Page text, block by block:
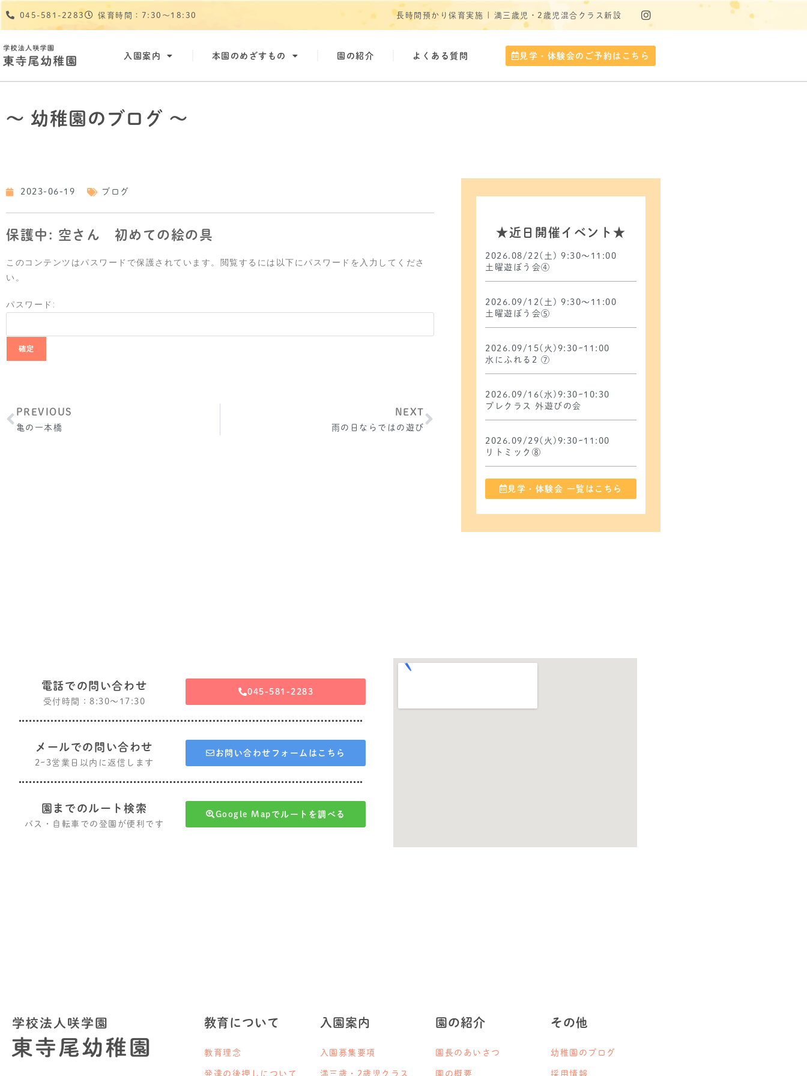
045-581-2283 保育時間：7:30〜18:30 長時間預かり保育実施 | 満三歳児・2歳児混合クラス新設
入園案内 本園のめざすもの 園の紹介 よくある質問 見学・体験会のご予約はこちら
～ 幼稚園のブログ ～
2023-06-19 ブログ
保護中: 空さん 初めての絵の具
このコンテンツはパスワードで保護されています。閲覧するには以下にパスワードを入力してくださ
い。
パスワード:
PREVIOUS
亀の一本橋
NEXT
雨の日ならではの遊び
★近日開催イベント★
2026.08/22(土) 9:30〜11:00
土曜遊ぼう会④
2026.09/12(土) 9:30〜11:00
土曜遊ぼう会⑤
2026.09/15(火)9:30~11:00
水にふれる2 ⑦
2026.09/16(水)9:30~10:30
プレクラス 外遊びの会
2026.09/29(火)9:30~11:00
リトミック⑧
見学・体験会 一覧はこちら
電話での問い合わせ
受付時間：8:30〜17:30
045-581-2283
メールでの問い合わせ
2~3営業日以内に返信します
お問い合わせフォームはこちら
園までのルート検索
バス・自転車での登園が便利です
Google Mapでルートを調べる
教育について
教育理念
発達の後押しについて
入園案内
入園募集要項
満三歳・2歳児クラス
園の紹介
園長のあいさつ
園の概要
その他
幼稚園のブログ
採用情報